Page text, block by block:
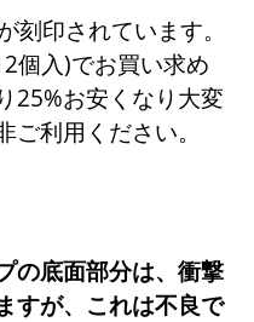
刻印されています。
個入)でお買い求め
25%お安くなり大変
利用ください。
の底面部分は、衝撃
すが、これは不良で